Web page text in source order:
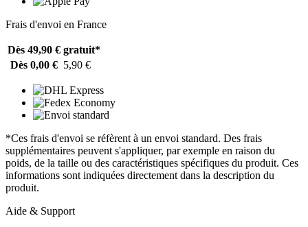
Frais d'envoi en France
Dès 49,90 € gratuit*
Dès 0,00 € 5,90 €
*Ces frais d'envoi se réfèrent à un envoi standard. Des frais
supplémentaires peuvent s'appliquer, par exemple en raison du
poids, de la taille ou des caractéristiques spécifiques du produit. Ces
informations sont indiquées directement dans la description du
produit.
Aide & Support